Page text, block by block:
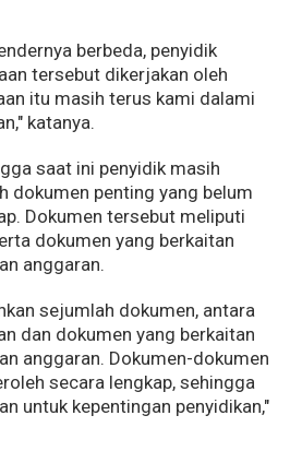
berbeda, penyidik
tersebut dikerjakan oleh
itu masih terus kami dalami
katanya.
saat ini penyidik masih
dokumen penting yang belum
Dokumen tersebut meliputi
dokumen yang berkaitan
anggaran.
sejumlah dokumen, antara
dan dokumen yang berkaitan
anggaran. Dokumen-dokumen
secara lengkap, sehingga
untuk kepentingan penyidikan,"